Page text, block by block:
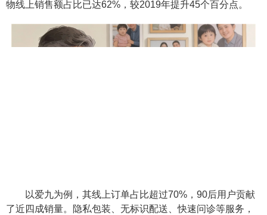
物线上销售额占比已达62%，较2019年提升45个百分点。
以爱九为例，其线上订单占比超过70%，90后用户贡献
了近四成销量。隐私包装、无标识配送、快速问诊等服务，